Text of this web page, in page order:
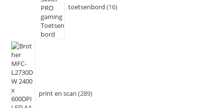
toetsenbord 16
print en scan 289